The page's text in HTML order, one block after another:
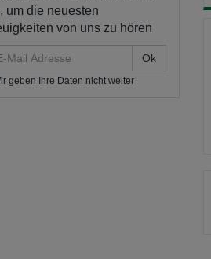
um die neuesten
von uns zu hören
geben Ihre Daten nicht weiter